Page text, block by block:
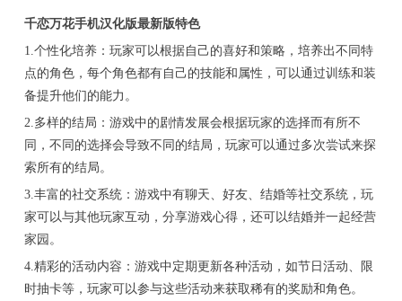
千恋万花手机汉化版最新版特色
1.个性化培养：玩家可以根据自己的喜好和策略，培养出不同特
点的角色，每个角色都有自己的技能和属性，可以通过训练和装
备提升他们的能力。
2.多样的结局：游戏中的剧情发展会根据玩家的选择而有所不
同，不同的选择会导致不同的结局，玩家可以通过多次尝试来探
索所有的结局。
3.丰富的社交系统：游戏中有聊天、好友、结婚等社交系统，玩
家可以与其他玩家互动，分享游戏心得，还可以结婚并一起经营
家园。
4.精彩的活动内容：游戏中定期更新各种活动，如节日活动、限
时抽卡等，玩家可以参与这些活动来获取稀有的奖励和角色。